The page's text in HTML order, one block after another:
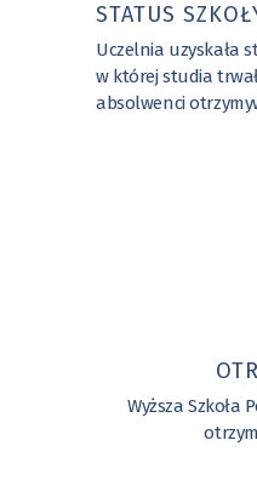
STATUS
Uczelnia uzyskała
w której studia
absolwenci
Wyższa Szkoła